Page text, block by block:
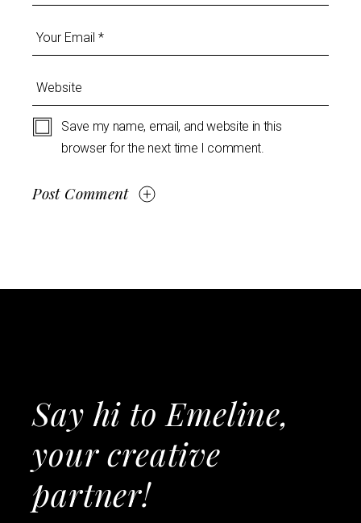
Save my name, email, and website in this
browser for the next time I comment.
Post Comment
Say hi to Emeline,
your creative
partner!